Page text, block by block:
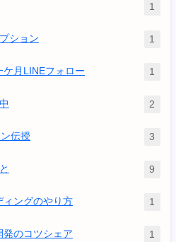
1
ション 1
月LINEフォロー 1
2
伝授 3
9
ングのやり方 1
のコツシェア 1